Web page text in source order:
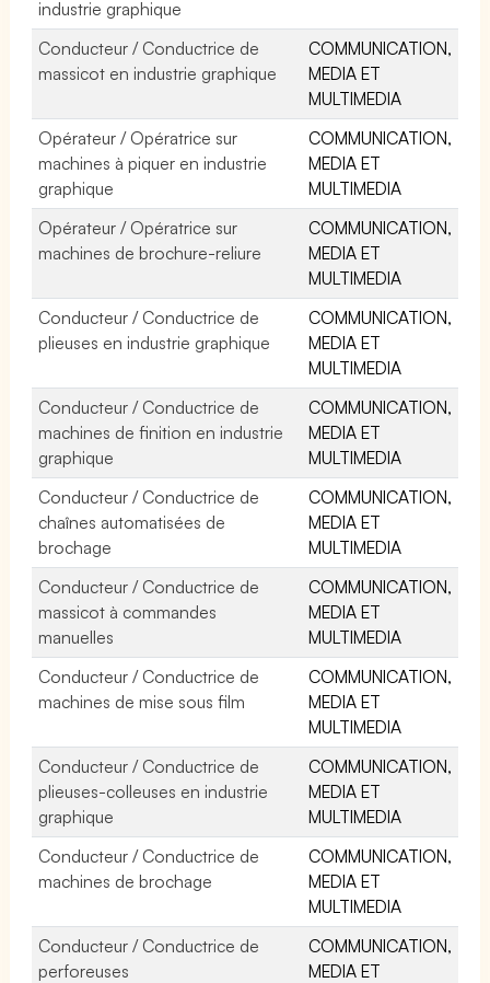
industrie graphique
Conducteur / Conductrice de
massicot en industrie graphique
COMMUNICATION,
MEDIA ET
MULTIMEDIA
Opérateur / Opératrice sur
machines à piquer en industrie
graphique
COMMUNICATION,
MEDIA ET
MULTIMEDIA
Opérateur / Opératrice sur
machines de brochure-reliure
COMMUNICATION,
MEDIA ET
MULTIMEDIA
Conducteur / Conductrice de
plieuses en industrie graphique
COMMUNICATION,
MEDIA ET
MULTIMEDIA
Conducteur / Conductrice de
machines de finition en industrie
graphique
COMMUNICATION,
MEDIA ET
MULTIMEDIA
Conducteur / Conductrice de
chaînes automatisées de
brochage
COMMUNICATION,
MEDIA ET
MULTIMEDIA
Conducteur / Conductrice de
massicot à commandes
manuelles
COMMUNICATION,
MEDIA ET
MULTIMEDIA
Conducteur / Conductrice de
machines de mise sous film
COMMUNICATION,
MEDIA ET
MULTIMEDIA
Conducteur / Conductrice de
plieuses-colleuses en industrie
graphique
COMMUNICATION,
MEDIA ET
MULTIMEDIA
Conducteur / Conductrice de
machines de brochage
COMMUNICATION,
MEDIA ET
MULTIMEDIA
Conducteur / Conductrice de
perforeuses
COMMUNICATION,
MEDIA ET